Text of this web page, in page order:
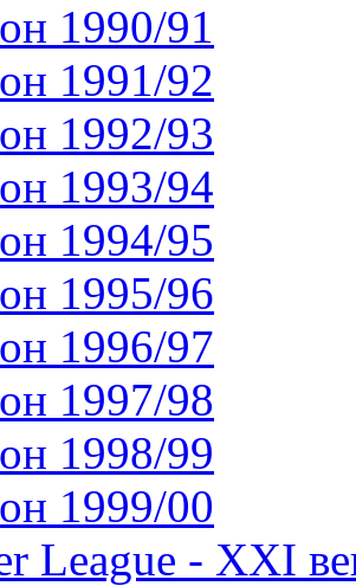
1990/91
1991/92
1992/93
1993/94
1994/95
1995/96
1996/97
1997/98
1998/99
1999/00
League - XXI